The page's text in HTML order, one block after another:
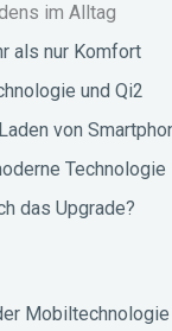
im Alltag
als nur Komfort
und Qi2
von
Technologie
das Upgrade?